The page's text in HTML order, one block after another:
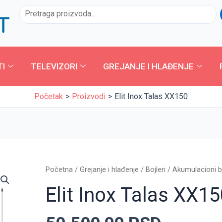
Pretraga
TELEVIZORI GREJANJE I HLAĐENJE
Početak Proizvodi Elit Inox Talas XX150
Početna /Grejanje i hlađenje /Bojleri /Akumulacioni
Elit Inox Talas
Elit
Talas